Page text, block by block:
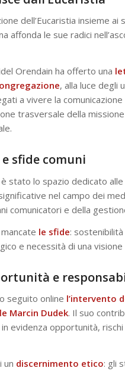
dell’Eucaristia insieme ai
affonda le sue radici
Orendain ha offerto una
, alla luce degli
a vivere la
trasversale della
sfide comuni
stato lo spazio dedicato alle
nel campo dei
comunicatori e della
le sfide:
e necessità di una visione
e
seguito online l’intervento
Marcin Dudek. Il suo
evidenza opportunità, rischi
un discernimento etico: gli